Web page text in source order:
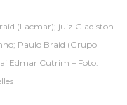
(Lacmar); juiz Gladiston
Paulo Braid (Grupo
Edmar Cutrim – Foto: